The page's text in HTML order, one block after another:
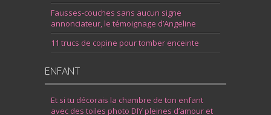
Fausses-couches sans aucun signe
annonciateur, le témoignage d’Angeline
11 trucs de copine pour tomber enceinte
ENFANT
Et si tu décorais la chambre de ton enfant
avec des toiles photo DIY pleines d’amour et